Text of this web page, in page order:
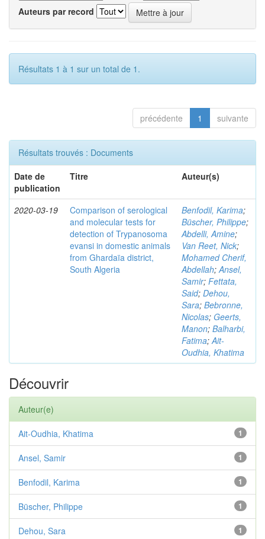
Auteurs par record
Résultats 1 à 1 sur un total de 1.
précédente 1 suivante
Résultats trouvés : Documents
Date de
publication
Titre Auteur(s)
2020-03-19
Comparison of serological
and molecular tests for
detection of Trypanosoma
evansi in domestic animals
from Ghardaïa district,
South Algeria
Benfodil, Karima;
Büscher, Philippe;
Abdelli, Amine;
Van Reet, Nick;
Mohamed Cherif,
Abdellah;Ansel,
Samir; Fettata,
Said; Dehou,
Sara; Bebronne,
Nicolas; Geerts,
Manon; Balharbi,
Fatima;Ait-
Oudhia, Khatima
Découvrir
Auteur(e)
1
Ait-Oudhia, Khatima
1
Ansel, Samir
1
Benfodil, Karima
1
Büscher, Philippe
1
Dehou, Sara